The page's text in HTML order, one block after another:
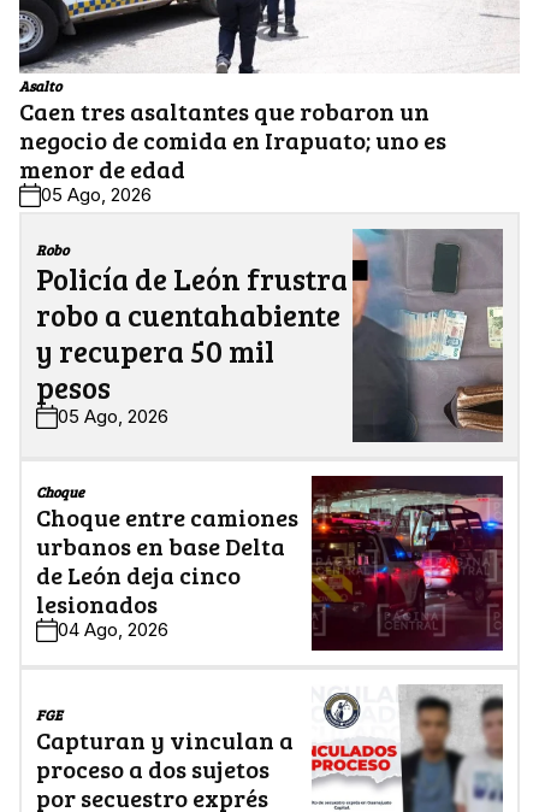
Asalto
Caen tres asaltantes que robaron un
negocio de comida en Irapuato; uno es
menor de edad
05 Ago, 2026
Robo
Policía de León frustra
robo a cuentahabiente
y recupera 50 mil
pesos
05 Ago, 2026
Choque
Choque entre camiones
urbanos en base Delta
de León deja cinco
lesionados
04 Ago, 2026
FGE
Capturan y vinculan a
proceso a dos sujetos
por secuestro exprés